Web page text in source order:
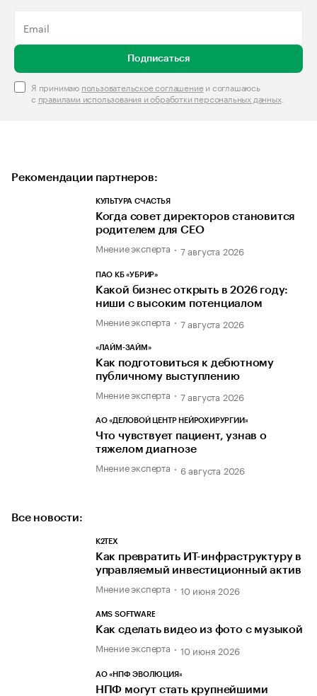
Подписаться
Я принимаю пользовательское соглашениеи соглашаюсь
с правилами использования и обработки персональных данных.
Рекомендации партнеров:
КУЛЬТУРА СЧАСТЬЯ
Когда совет директоров становится
родителем для CEO
Мнение эксперта 7 августа 2026
ПАО КБ «УБРИР»
Какой бизнес открыть в 2026 году:
ниши с высоким потенциалом
Мнение эксперта 7 августа 2026
«ЛАЙМ-ЗАЙМ»
Как подготовиться к дебютному
публичному выступлению
Мнение эксперта 7 августа 2026
АО «ДЕЛОВОЙ ЦЕНТР НЕЙРОХИРУРГИИ»
Что чувствует пациент, узнав о
тяжелом диагнозе
Мнение эксперта 6 августа 2026
Все новости:
К2ТЕХ
Как превратить ИТ-инфраструктуру в
управляемый инвестиционный актив
Мнение эксперта 10 июня 2026
AMS SOFTWARE
Как сделать видео из фото с музыкой
Мнение эксперта 10 июня 2026
АО «НПФ ЭВОЛЮЦИЯ»
НПФ могут стать крупнейшими